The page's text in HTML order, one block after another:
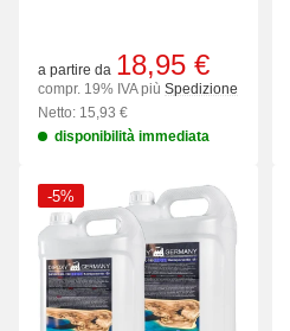
a partire da 18,95 €
compr. 19% IVA più Spedizione
Netto: 15,93 €
disponibilità immediata
-5%